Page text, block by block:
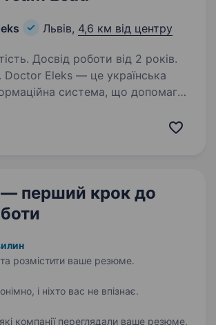
Львів, 4,6 км від центру
Досвід роботи від 2 років.
система, що допомагає
країні. Ми шукаємо
перший крок до
розмістити ваше резюме.
і ніхто вас не впізнає.
компанії переглядали ваше резюме.